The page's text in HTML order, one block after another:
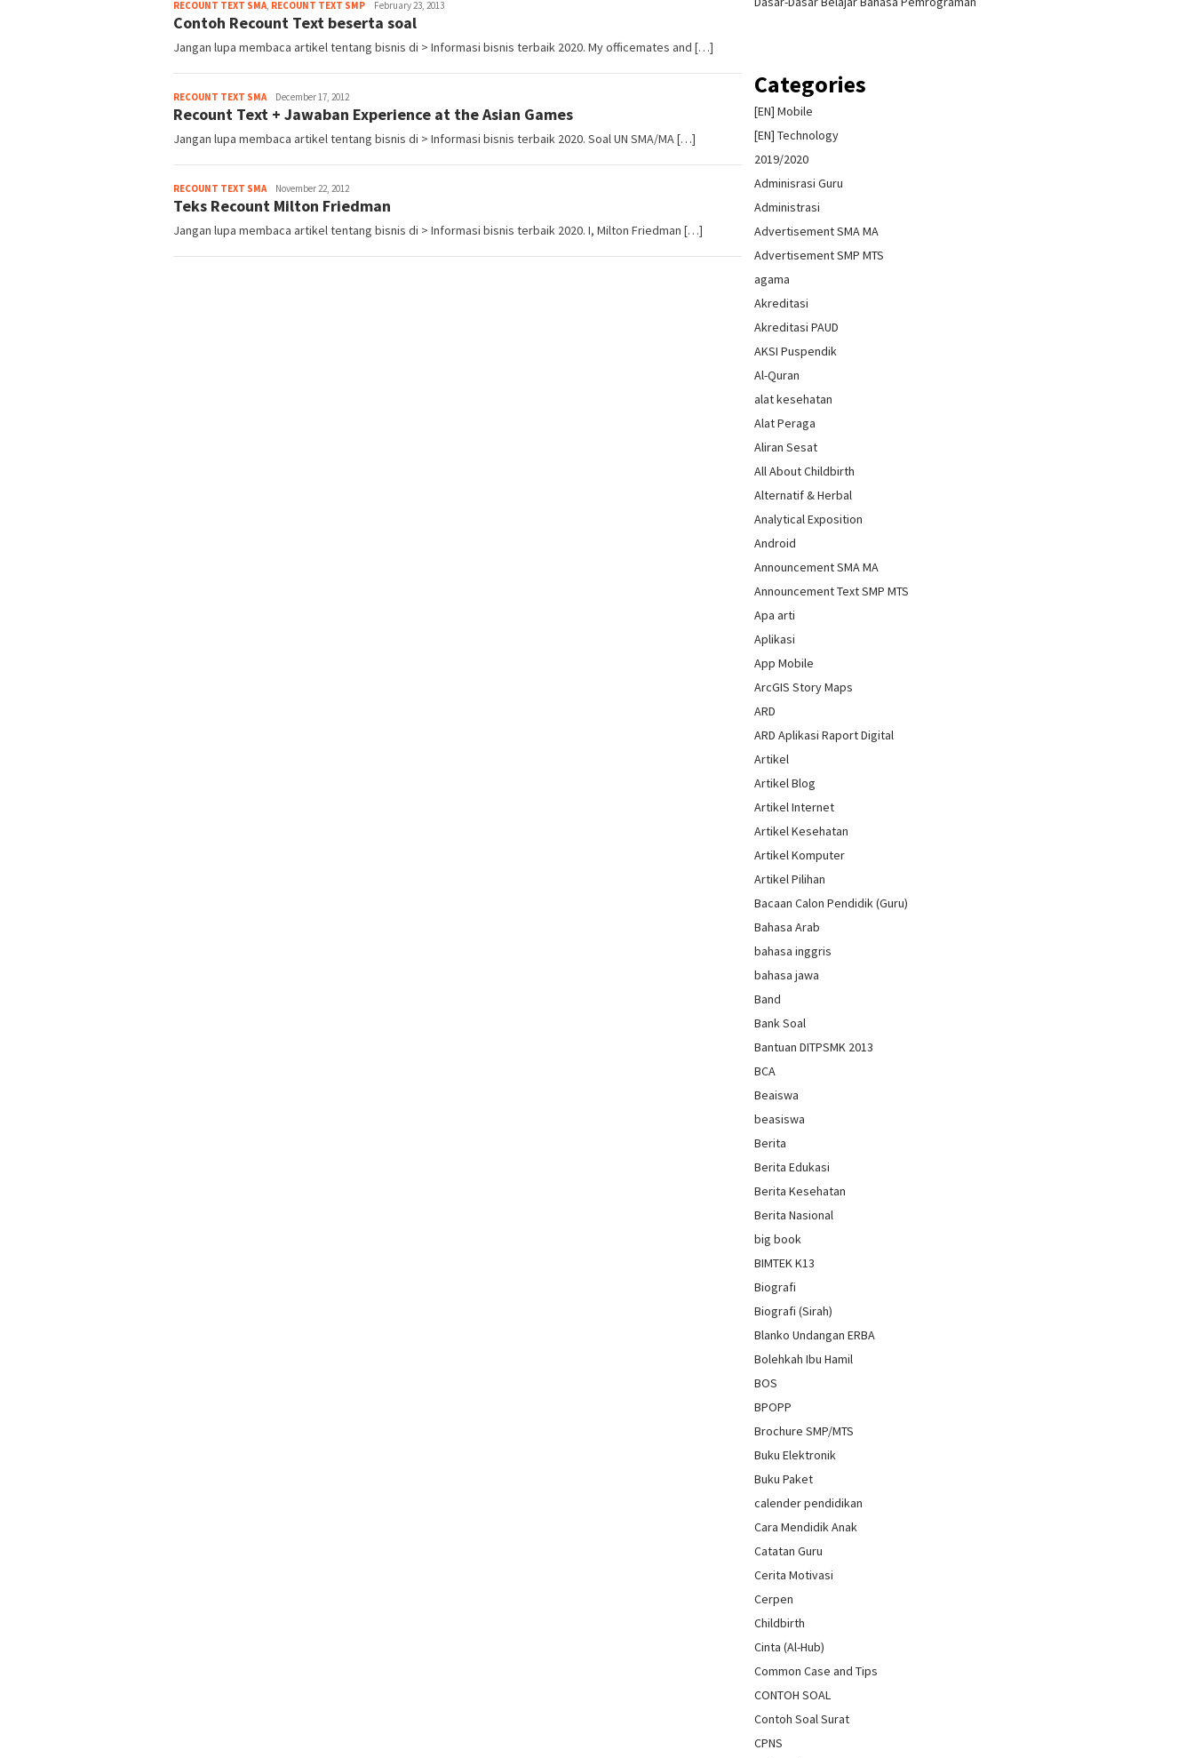
RECOUNT TEXT SMA, RECOUNT TEXT SMPAdmin
February 23, 2013
Contoh Recount Text beserta soal
Jangan lupa membaca artikel tentang bisnis di > Informasi bisnis terbaik 2020. My officemates and […]
RECOUNT TEXT SMAAdmin
December 17, 2012
Recount Text + Jawaban Experience at the Asian Games
Jangan lupa membaca artikel tentang bisnis di > Informasi bisnis terbaik 2020. Soal UN SMA/MA […]
RECOUNT TEXT SMAAdmin
November 22, 2012
Teks Recount Milton Friedman
Jangan lupa membaca artikel tentang bisnis di > Informasi bisnis terbaik 2020. I, Milton Friedman […]
Categories
[EN] Mobile
[EN] Technology
2019/2020
Adminisrasi Guru
Administrasi
Advertisement SMA MA
Advertisement SMP MTS
agama
Akreditasi
Akreditasi PAUD
AKSI Puspendik
Al-Quran
alat kesehatan
Alat Peraga
Aliran Sesat
All About Childbirth
Alternatif & Herbal
Analytical Exposition
Android
Announcement SMA MA
Announcement Text SMP MTS
Apa arti
Aplikasi
App Mobile
ArcGIS Story Maps
ARD
ARD Aplikasi Raport Digital
Artikel
Artikel Blog
Artikel Internet
Artikel Kesehatan
Artikel Komputer
Artikel Pilihan
Bacaan Calon Pendidik (Guru)
Bahasa Arab
bahasa inggris
bahasa jawa
Band
Bank Soal
Bantuan DITPSMK 2013
BCA
Beaiswa
beasiswa
Berita
Berita Edukasi
Berita Kesehatan
Berita Nasional
big book
BIMTEK K13
Biografi
Biografi (Sirah)
Blanko Undangan ERBA
Bolehkah Ibu Hamil
BOS
BPOPP
Brochure SMP/MTS
Buku Elektronik
Buku Paket
calender pendidikan
Cara Mendidik Anak
Catatan Guru
Cerita Motivasi
Cerpen
Childbirth
Cinta (Al-Hub)
Common Case and Tips
CONTOH SOAL
Contoh Soal Surat
CPNS